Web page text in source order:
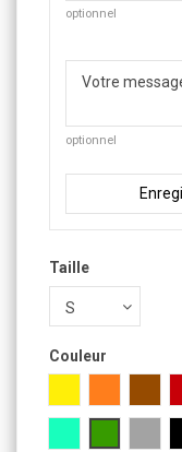
optionnel
optionnel
Taille
Couleur